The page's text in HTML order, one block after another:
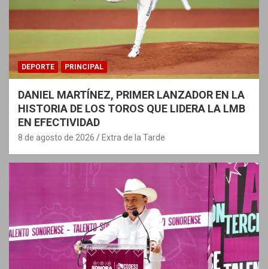
DEPORTE PRINCIPAL
DANIEL MARTÍNEZ, PRIMER LANZADOR EN LA
HISTORIA DE LOS TOROS QUE LIDERA LA LMB
EN EFECTIVIDAD
8 de agosto de 2026 Extra de la Tarde